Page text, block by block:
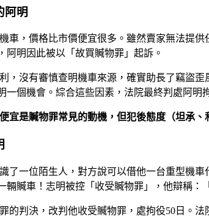
阿明
車，價格比市價便宜很多。雖然賣家無法提
阿明因此被以「故買贓物罪」起訴。
，沒有審慎查明機車來源，確實助長了竊盜
個機會。綜合這些因素，法院最終判處阿明
宜是贓物罪常見的動機，但犯後態度（坦承
了一位陌生人，對方說可以借他一台重型機
贓車！志明被控「收受贓物罪」，他辯稱：
的判決，改判他收受贓物罪，處拘役50日。